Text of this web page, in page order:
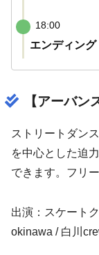
18:00
エンディング
【アーバン
ストリートダン
を中心とした迫
できます。フリ
出演：スケート
okinawa / 白川